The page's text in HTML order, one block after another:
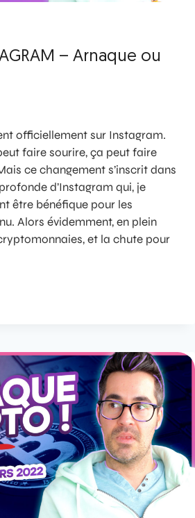
– Arnaque ou
officiellement sur Instagram.
faire sourire, ça peut faire
ce changement s’inscrit dans
d’Instagram qui, je
être bénéfique pour les
Alors évidemment, en plein
et la chute pour